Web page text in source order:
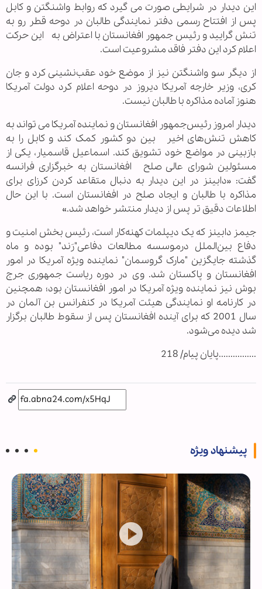
این دیدار در شرایطی صورت می گیرد که روابط واشنگتن و کابل
پس از افتتاح رسمی دفتر نمایندگی طالبان در دوحه قطر رو به
تنش گرایید و رئیس جمهور افغانستان با اعتراض به این حرکت
اعلام کرد این دفتر فاقد مشروعیت است.
از دیگر سو واشنگتن نیز از موضع خود عقب‌نشینی کرد و جان
کری، وزیر خارجه آمریکا دیروز در دوحه اعلام کرد دولت آمریکا
هنوز آماده مذاکره با طالبان نیست.
دیدار امروز رئیس‌جمهور افغانستان و نماینده آمریکا می تواند به
کاهش تنش‌های اخیر بین دو کشور کمک کند و کابل را به
بازبینی در مواضع خود تشویق کند. اسماعیل قاسمیار، یکی از
مسئولین شورای عالی صلح افغانستان به خبرگزاری فرانسه
گفت: «دابینز در این دیدار به دنبال متقاعد کردن کرزای برای
مذاکره با طالبان و ایجاد صلح در افغانستان است. با این حال
اطلاعات دقیق تر پس از دیدار منتشر خواهد شد.»
جیمز دابینز که یک دیپلمات کهنه‌کار است، رئیس بخش امنیت و
دفاع بین‌الملل درموسسه مطالعات دفاعی"رَند" بوده و ماه
گذشته جایگزین "مارک گروسمان" نماینده ویژه آمریکا در امور
افغانستان و پاکستان شد. وی در دوره ریاست جمهوری جرج
بوش نیز نماینده ویژه آمریکا در امور افغانستان بود؛ همچنین
در کارنامه او نمایندگی هیئت آمریکا در کنفرانس بن آلمان در
سال 2001 که برای آینده افغانستان پس از سقوط طالبان برگزار
شد دیده می‌شود.
................پایان پیام/ 218
پیشنهاد ویژه